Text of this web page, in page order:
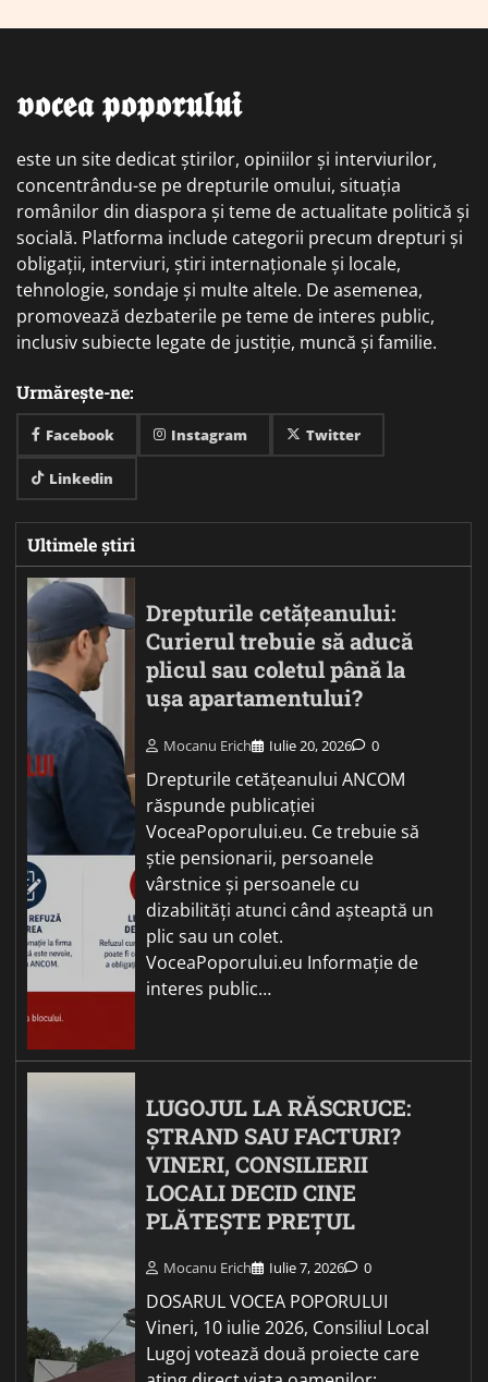
𝖛𝖔𝖈𝖊𝖆 𝖕𝖔𝖕𝖔𝖗𝖚𝖑𝖚𝖎
este un site dedicat știrilor, opiniilor și interviurilor,
concentrându-se pe drepturile omului, situația
românilor din diaspora și teme de actualitate politică și
socială. Platforma include categorii precum drepturi și
obligații, interviuri, știri internaționale și locale,
tehnologie, sondaje și multe altele. De asemenea,
promovează dezbaterile pe teme de interes public,
inclusiv subiecte legate de justiție, muncă și familie.
Urmărește-ne:
Facebook Instagram Twitter
Linkedin
Ultimele știri
Drepturile cetățeanului:
Curierul trebuie să aducă
plicul sau coletul până la
ușa apartamentului?
Mocanu Erich Iulie 20, 2026 0
Drepturile cetățeanului ANCOM
răspunde publicației
VoceaPoporului.eu. Ce trebuie să
știe pensionarii, persoanele
vârstnice și persoanele cu
dizabilități atunci când așteaptă un
plic sau un colet.
VoceaPoporului.eu Informație de
interes public…
LUGOJUL LA RĂSCRUCE:
ȘTRAND SAU FACTURI?
VINERI, CONSILIERII
LOCALI DECID CINE
PLĂTEȘTE PREȚUL
Mocanu Erich Iulie 7, 2026 0
DOSARUL VOCEA POPORULUI
Vineri, 10 iulie 2026, Consiliul Local
Lugoj votează două proiecte care